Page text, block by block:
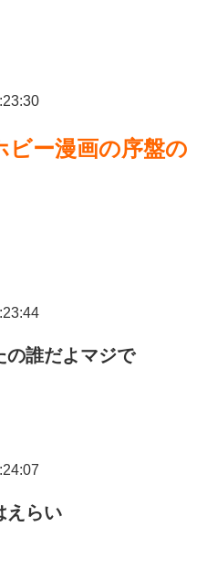
ー漫画の序盤の
の誰だよマジで
えらい